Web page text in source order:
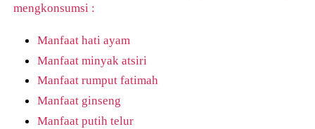
mengkonsumsi :
Manfaat hati ayam
Manfaat minyak atsiri
Manfaat rumput fatimah
Manfaat ginseng
Manfaat putih telur